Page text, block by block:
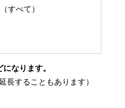
すべて）
なります。
長することもあります）